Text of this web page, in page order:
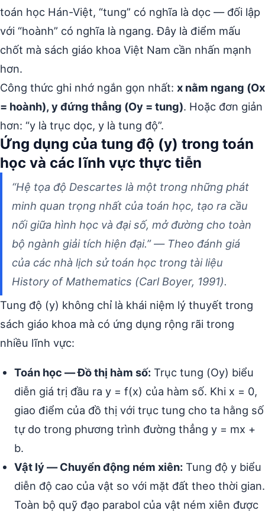
toán học Hán-Việt, “tung” có nghĩa là dọc — đối lập
với “hoành” có nghĩa là ngang. Đây là điểm mấu
chốt mà sách giáo khoa Việt Nam cần nhấn mạnh
hơn.
Công thức ghi nhớ ngắn gọn nhất: x nằm ngang (Ox
= hoành), y đứng thẳng (Oy = tung). Hoặc đơn giản
hơn: “y là trục dọc, y là tung độ”.
Ứng dụng của tung độ (y) trong toán
học và các lĩnh vực thực tiễn
“Hệ tọa độ Descartes là một trong những phát
minh quan trọng nhất của toán học, tạo ra cầu
nối giữa hình học và đại số, mở đường cho toàn
bộ ngành giải tích hiện đại.” — Theo đánh giá
của các nhà lịch sử toán học trong tài liệu
History of Mathematics (Carl Boyer, 1991).
Tung độ (y) không chỉ là khái niệm lý thuyết trong
sách giáo khoa mà có ứng dụng rộng rãi trong
nhiều lĩnh vực:
Toán học — Đồ thị hàm số: Trục tung (Oy) biểu
diễn giá trị đầu ra y = f(x) của hàm số. Khi x = 0,
giao điểm của đồ thị với trục tung cho ta hằng số
tự do trong phương trình đường thẳng y = mx +
b.
Vật lý — Chuyển động ném xiên: Tung độ y biểu
diễn độ cao của vật so với mặt đất theo thời gian.
Toàn bộ quỹ đạo parabol của vật ném xiên được